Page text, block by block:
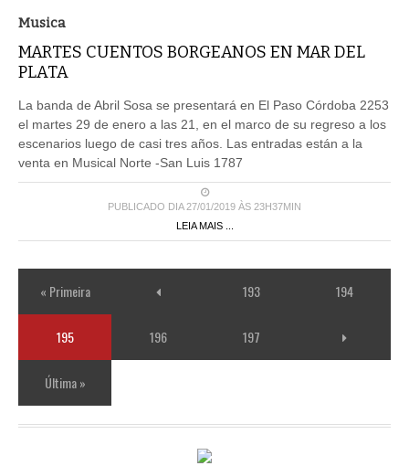
Musica
MARTES CUENTOS BORGEANOS EN MAR DEL
PLATA
La banda de Abril Sosa se presentará en El Paso Córdoba 2253
el martes 29 de enero a las 21, en el marco de su regreso a los
escenarios luego de casi tres años. Las entradas están a la
venta en Musical Norte -San Luis 1787
PUBLICADO DIA 27/01/2019 ÀS 23H37MIN
LEIA MAIS ...
« Primeira 193 194
195 196 197
Última »